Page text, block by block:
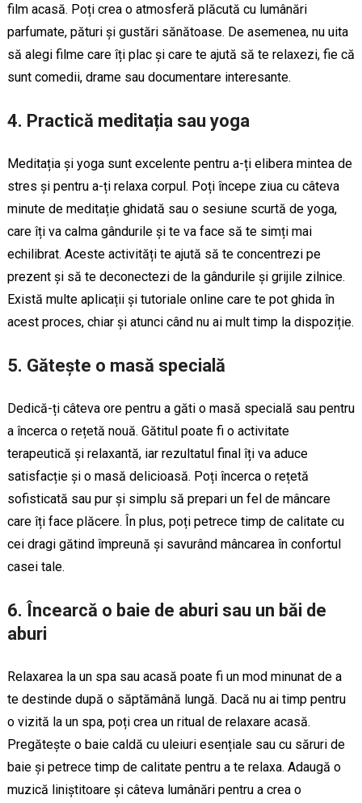
film acasă. Poți crea o atmosferă plăcută cu lumânări
parfumate, pături și gustări sănătoase. De asemenea, nu uita
să alegi filme care îți plac și care te ajută să te relaxezi, fie că
sunt comedii, drame sau documentare interesante.
4. Practică meditația sau yoga
Meditația și yoga sunt excelente pentru a-ți elibera mintea de
stres și pentru a-ți relaxa corpul. Poți începe ziua cu câteva
minute de meditație ghidată sau o sesiune scurtă de yoga,
care îți va calma gândurile și te va face să te simți mai
echilibrat. Aceste activități te ajută să te concentrezi pe
prezent și să te deconectezi de la gândurile și grijile zilnice.
Există multe aplicații și tutoriale online care te pot ghida în
acest proces, chiar și atunci când nu ai mult timp la dispoziție.
5. Gătește o masă specială
Dedică-ți câteva ore pentru a găti o masă specială sau pentru
a încerca o rețetă nouă. Gătitul poate fi o activitate
terapeutică și relaxantă, iar rezultatul final îți va aduce
satisfacție și o masă delicioasă. Poți încerca o rețetă
sofisticată sau pur și simplu să prepari un fel de mâncare
care îți face plăcere. În plus, poți petrece timp de calitate cu
cei dragi gătind împreună și savurând mâncarea în confortul
casei tale.
6. Încearcă o baie de aburi sau un băi de
aburi
Relaxarea la un spa sau acasă poate fi un mod minunat de a
te destinde după o săptămână lungă. Dacă nu ai timp pentru
o vizită la un spa, poți crea un ritual de relaxare acasă.
Pregătește o baie caldă cu uleiuri esențiale sau cu săruri de
baie și petrece timp de calitate pentru a te relaxa. Adaugă o
muzică liniștitoare și câteva lumânări pentru a crea o